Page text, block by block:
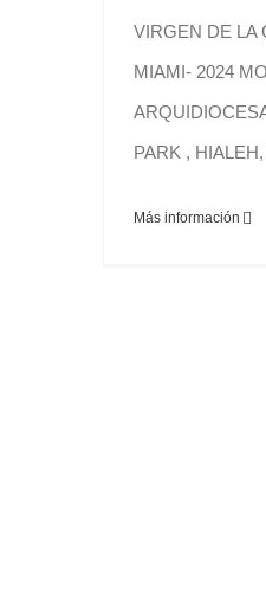
VIRGEN DE LA
MIAMI- 2024
PARK ,
Más información